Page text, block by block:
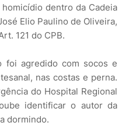
dentro da Cadeia
Elio Paulino de Oliveira,
121 do CPB.
foi agredido com socos e
nas costas e perna.
do Hospital Regional
identificar o autor da
dormindo.